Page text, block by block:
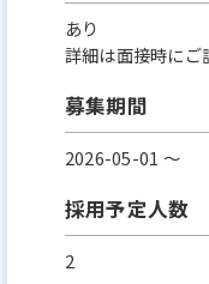
あり
詳細は面接時にご
募集期間
2026-05-01 〜
採用予定人数
2